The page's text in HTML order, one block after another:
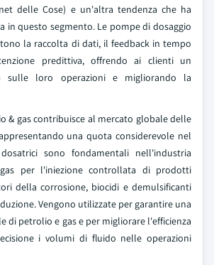
delle Cose) e un'altra tendenza che ha
in questo segmento. Le pompe di dosaggio
la raccolta di dati, il feedback in tempo
predittiva, offrendo ai clienti un
sulle loro operazioni e migliorando la
& gas contribuisce al mercato globale delle
una quota considerevole nel
sono fondamentali nell'industria
per l'iniezione controllata di prodotti
della corrosione, biocidi e demulsificanti
Vengono utilizzate per garantire una
di petrolio e gas e per migliorare l'efficienza
i volumi di fluido nelle operazioni